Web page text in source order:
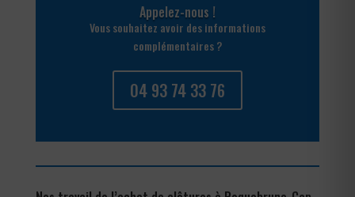
Appelez-nous !
Vous souhaitez avoir des informations
complémentaires ?
04 93 74 33 76